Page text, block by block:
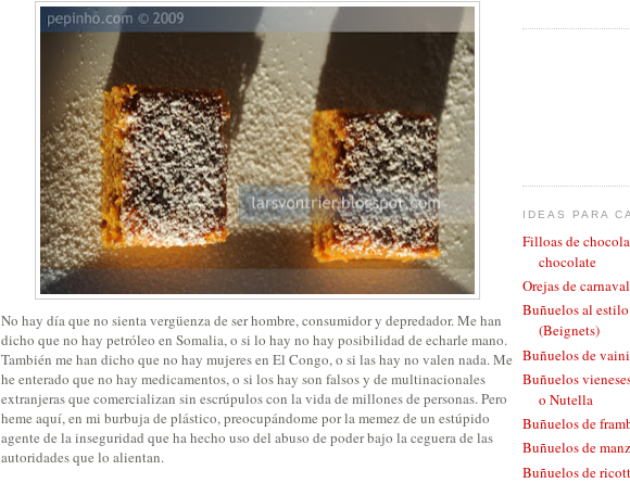
No hay día que no sienta vergüenza de ser hombre, consumidor y depredador. Me han
dicho que no hay petróleo en Somalia, o si lo hay no hay posibilidad de echarle mano.
También me han dicho que no hay mujeres en El Congo, o si las hay no valen nada. Me
he enterado que no hay medicamentos, o si los hay son falsos y de multinacionales
extranjeras que comercializan sin escrúpulos con la vida de millones de personas. Pero
heme aquí, en mi burbuja de plástico, preocupándome por la memez de un estúpido
agente de la inseguridad que ha hecho uso del abuso de poder bajo la ceguera de las
autoridades que lo alientan.
IDEAS PARA
Filloas de
chocolate
Orejas de
Buñuelos al
(Beignets)
Buñuelos de
Buñuelos
o Nutella
Buñuelos de
Buñuelos de
Buñuelos de